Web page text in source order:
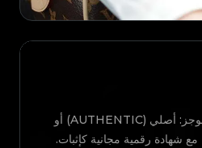
احصل على حكم واضح وموجز: أصلي (AUTHENTIC) أو